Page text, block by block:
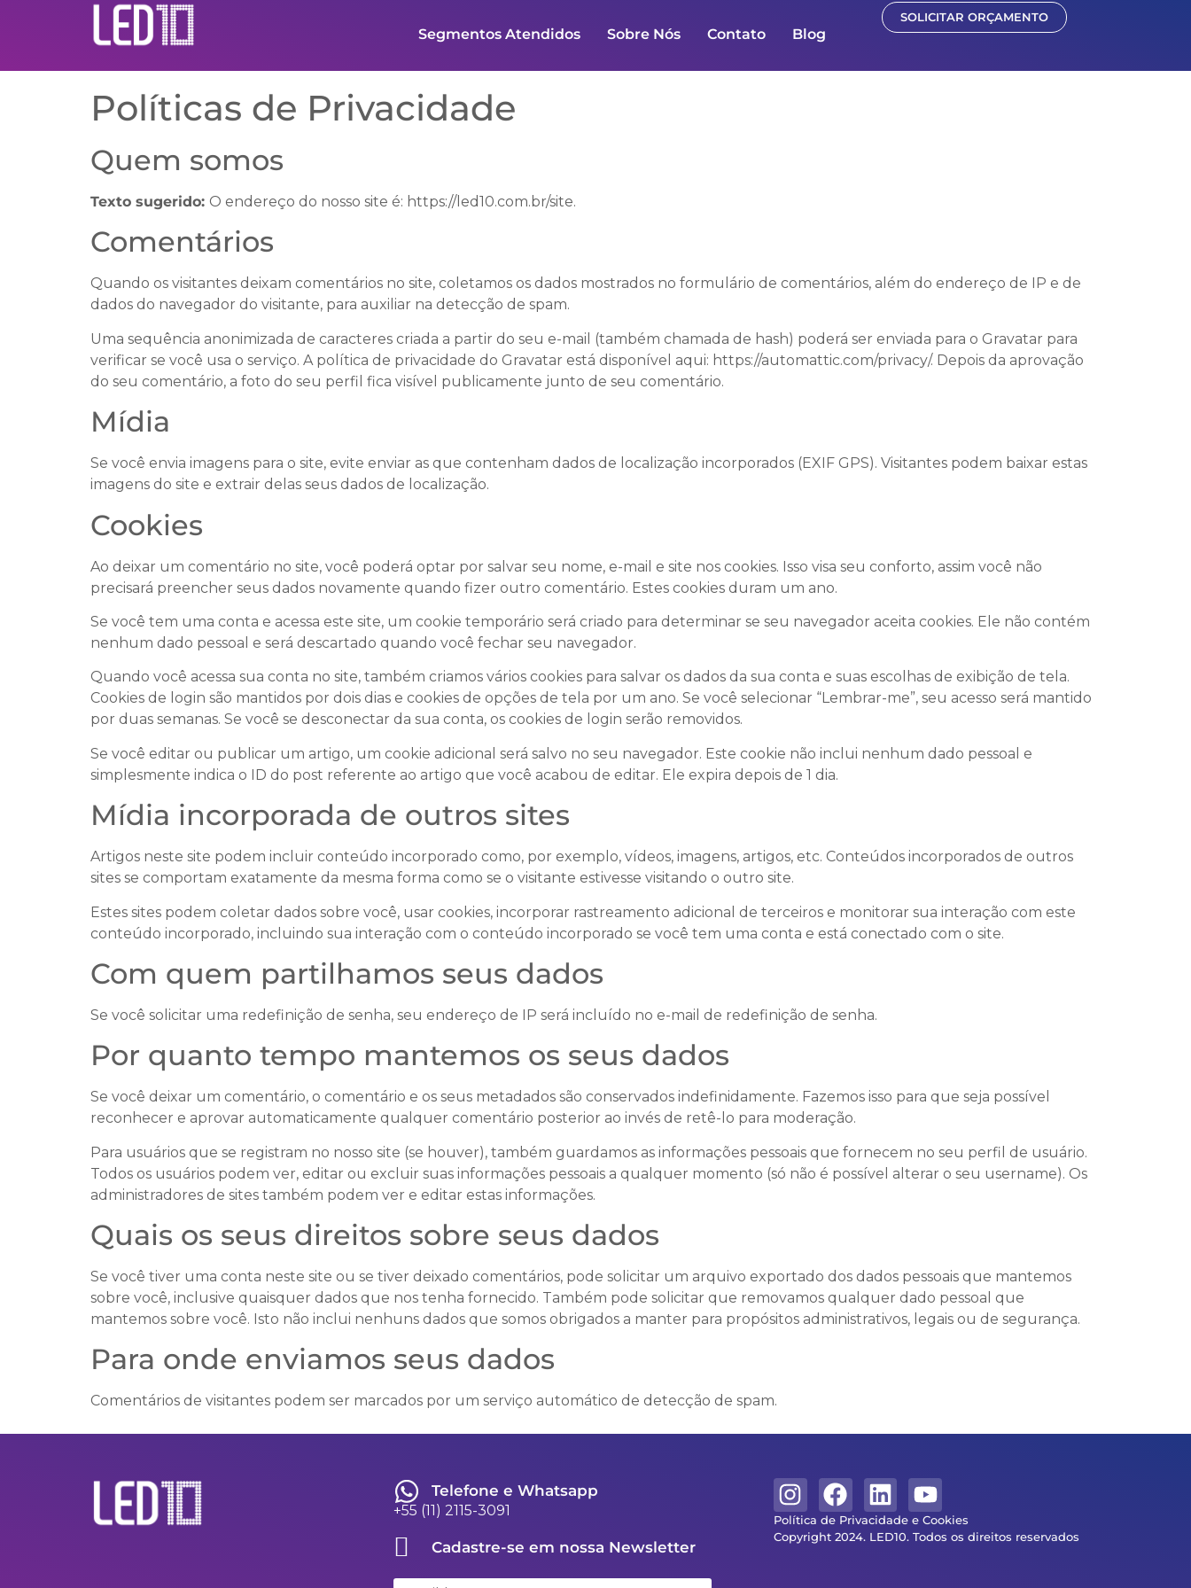
Segmentos Atendidos Sobre Nós Contato Blog
SOLICITAR ORÇAMENTO
Políticas de Privacidade
Quem somos
Texto sugerido: O endereço do nosso site é: https://led10.com.br/site.
Comentários
Quando os visitantes deixam comentários no site, coletamos os dados mostrados no formulário de comentários, além do endereço de IP e de
dados do navegador do visitante, para auxiliar na detecção de spam.
Uma sequência anonimizada de caracteres criada a partir do seu e-mail (também chamada de hash) poderá ser enviada para o Gravatar para
verificar se você usa o serviço. A política de privacidade do Gravatar está disponível aqui: https://automattic.com/privacy/. Depois da aprovação
do seu comentário, a foto do seu perfil fica visível publicamente junto de seu comentário.
Mídia
Se você envia imagens para o site, evite enviar as que contenham dados de localização incorporados (EXIF GPS). Visitantes podem baixar estas
imagens do site e extrair delas seus dados de localização.
Cookies
Ao deixar um comentário no site, você poderá optar por salvar seu nome, e-mail e site nos cookies. Isso visa seu conforto, assim você não
precisará preencher seus dados novamente quando fizer outro comentário. Estes cookies duram um ano.
Se você tem uma conta e acessa este site, um cookie temporário será criado para determinar se seu navegador aceita cookies. Ele não contém
nenhum dado pessoal e será descartado quando você fechar seu navegador.
Quando você acessa sua conta no site, também criamos vários cookies para salvar os dados da sua conta e suas escolhas de exibição de tela.
Cookies de login são mantidos por dois dias e cookies de opções de tela por um ano. Se você selecionar “Lembrar-me”, seu acesso será mantido
por duas semanas. Se você se desconectar da sua conta, os cookies de login serão removidos.
Se você editar ou publicar um artigo, um cookie adicional será salvo no seu navegador. Este cookie não inclui nenhum dado pessoal e
simplesmente indica o ID do post referente ao artigo que você acabou de editar. Ele expira depois de 1 dia.
Mídia incorporada de outros sites
Artigos neste site podem incluir conteúdo incorporado como, por exemplo, vídeos, imagens, artigos, etc. Conteúdos incorporados de outros
sites se comportam exatamente da mesma forma como se o visitante estivesse visitando o outro site.
Estes sites podem coletar dados sobre você, usar cookies, incorporar rastreamento adicional de terceiros e monitorar sua interação com este
conteúdo incorporado, incluindo sua interação com o conteúdo incorporado se você tem uma conta e está conectado com o site.
Com quem partilhamos seus dados
Se você solicitar uma redefinição de senha, seu endereço de IP será incluído no e-mail de redefinição de senha.
Por quanto tempo mantemos os seus dados
Se você deixar um comentário, o comentário e os seus metadados são conservados indefinidamente. Fazemos isso para que seja possível
reconhecer e aprovar automaticamente qualquer comentário posterior ao invés de retê-lo para moderação.
Para usuários que se registram no nosso site (se houver), também guardamos as informações pessoais que fornecem no seu perfil de usuário.
Todos os usuários podem ver, editar ou excluir suas informações pessoais a qualquer momento (só não é possível alterar o seu username). Os
administradores de sites também podem ver e editar estas informações.
Quais os seus direitos sobre seus dados
Se você tiver uma conta neste site ou se tiver deixado comentários, pode solicitar um arquivo exportado dos dados pessoais que mantemos
sobre você, inclusive quaisquer dados que nos tenha fornecido. Também pode solicitar que removamos qualquer dado pessoal que
mantemos sobre você. Isto não inclui nenhuns dados que somos obrigados a manter para propósitos administrativos, legais ou de segurança.
Para onde enviamos seus dados
Comentários de visitantes podem ser marcados por um serviço automático de detecção de spam.
Telefone e Whatsapp
+55 (11) 2115-3091
Cadastre-se em nossa Newsletter
Política de Privacidade e Cookies
Copyright 2024. LED10. Todos os direitos reservados